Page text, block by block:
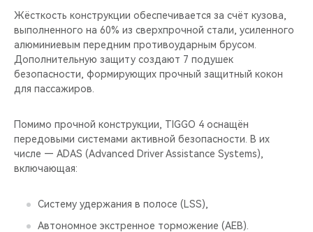
Жёсткость конструкции обеспечивается за счёт кузова,
выполненного на 60% из сверхпрочной стали, усиленного
алюминиевым передним противоударным брусом.
Дополнительную защиту создают 7 подушек
безопасности, формирующих прочный защитный кокон
для пассажиров.
Помимо прочной конструкции, TIGGO 4 оснащён
передовыми системами активной безопасности. В их
числе — ADAS (Advanced Driver Assistance Systems),
включающая:
Систему удержания в полосе (LSS),
Автономное экстренное торможение (AEB).